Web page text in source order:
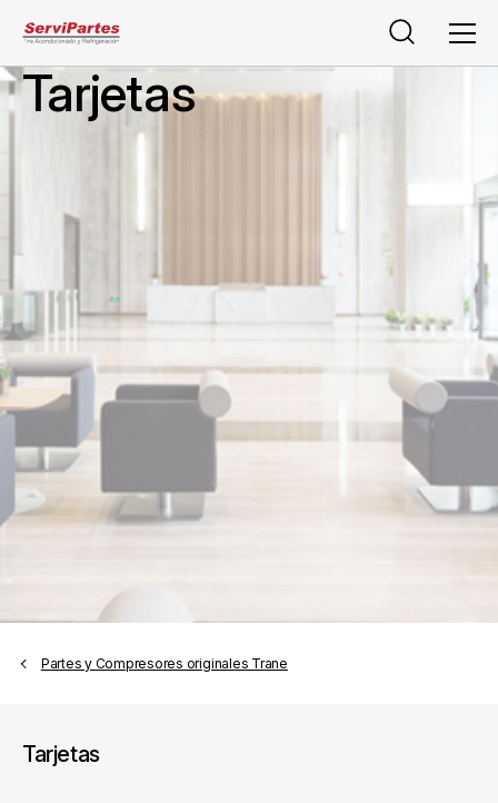
Buscar
Tarjetas
Partes y Compresores originales Trane
Tarjetas